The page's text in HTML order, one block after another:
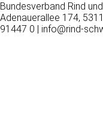
Bundesverband Rind
Adenauerallee 174,
91447 0 | info@rind-